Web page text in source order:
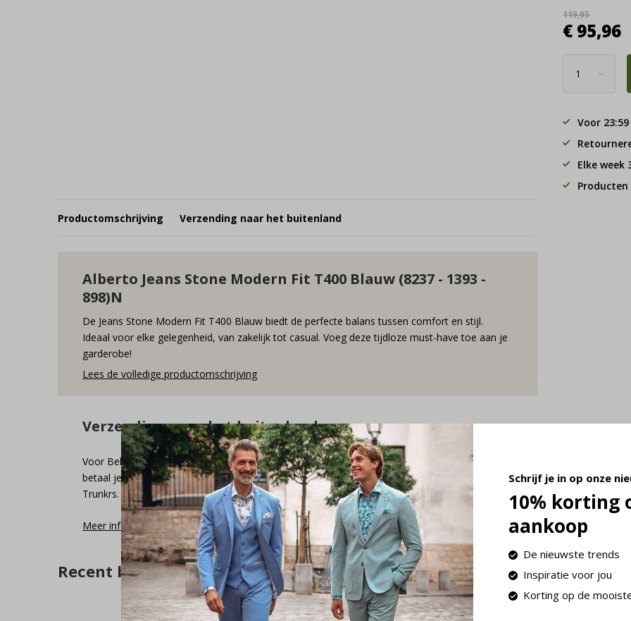
119,95
€ 95,96
Voor
Elke week
Productomschrijving Verzending naar het buitenland
Alberto Jeans Stone Modern Fit T400 Blauw (8237 - 1393 -
898)N
De Jeans Stone Modern Fit T400 Blauw biedt de perfecte balans tussen comfort en stijl.
Ideaal voor elke gelegenheid, van zakelijk tot casual. Voeg deze tijdloze must-have toe aan je
garderobe!
Lees de volledige productomschrijving
Verzending naar het buitenland
Voor België en Duitsland zijn de verzendkosten € 4,95. Bij een bestedingsbedrag vanaf € 100,-
betaal je geen verzendkosten. Onze verzendpartner voor pakketten in Nederland is Post NL of
Trunkrs.
Meer informatie
Recent bekeken
Schrijf je in op onze
10% korting
aankoop
De nieuwste trends
Inspiratie voor jou
Korting op de